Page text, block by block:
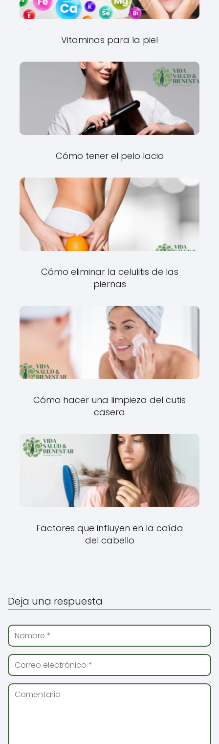
Vitaminas para la piel
Cómo tener el pelo lacio
Cómo eliminar la celulitis de las
piernas
Cómo hacer una limpieza del cutis
casera
Factores que influyen en la caída
del cabello
Deja una respuesta